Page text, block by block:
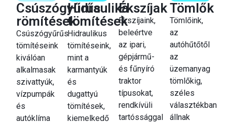
Csúszógyűrűs
römítések
Csúszógyűrűs
tömítéseink
kiválóan
alkalmasak
szivattyúk,
vízpumpák
és
autóklíma
Hidraulika
tömítések
Hidraulikus
tömítéseink,
mint a
karmantyúk
és
dugattyú
tömítések,
kiemelkedő
Ékszíjak
Ékszíjaink,
beleértve
az ipari,
gépjármű-
és fűnyíró
traktor
típusokat,
rendkívüli
tartóssággal
Tömlők
Tömlőink,
az
autóhűtőtől
az
üzemanyag
tömlőkig,
széles
választékban
állnak